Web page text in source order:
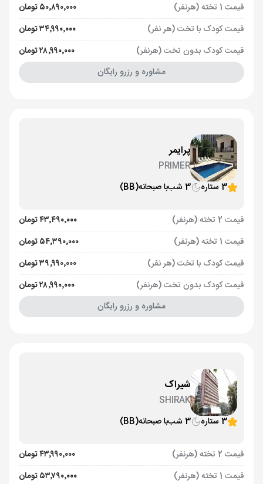
قیمت 1 تخته (هرنفر)
۵۰٬۸۹۰٬۰۰۰ تومان
قیمت کودک با تخت (هر نفر)
۳۴٬۹۹۰٬۰۰۰ تومان
قیمت کودک بدون تخت (هرنفر)
۲۸٬۹۹۰٬۰۰۰ تومان
مشاوره و رزرو رایگان
پرایمر
PRIMER
3 ستاره
3 شب با صبحانه(BB)
قیمت 2 تخته (هرنفر)
۴۳٬۴۹۰٬۰۰۰ تومان
قیمت 1 تخته (هرنفر)
۵۴٬۳۹۰٬۰۰۰ تومان
قیمت کودک با تخت (هر نفر)
۳۹٬۹۹۰٬۰۰۰ تومان
قیمت کودک بدون تخت (هرنفر)
۲۸٬۹۹۰٬۰۰۰ تومان
مشاوره و رزرو رایگان
شیراک
SHIRAK
3 ستاره
3 شب با صبحانه(BB)
قیمت 2 تخته (هرنفر)
۴۳٬۹۹۰٬۰۰۰ تومان
قیمت 1 تخته (هرنفر)
۵۳٬۷۹۰٬۰۰۰ تومان